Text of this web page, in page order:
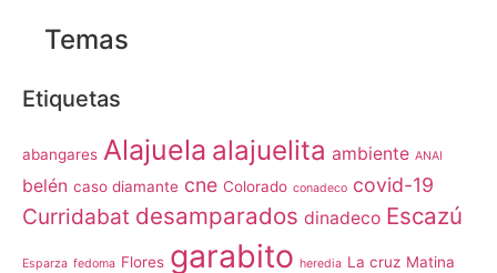
Temas
Etiquetas
abangares Alajuela alajuelita ambiente ANAI
belén caso diamante cne Colorado conadeco covid-19
Curridabat desamparados dinadeco Escazú
Esparza fedoma Flores garabito heredia La cruz Matina